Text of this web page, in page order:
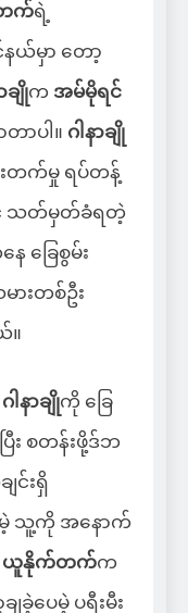
က်ရဲ့
ယ်မှာ တော့
ချိုက အမ်မိုရင်
တာပါ။ ဂါနာချို
းတက်မှု ရပ်တန့်
င့် သတ်မှတ်ခံရတဲ့
ခြေစွမ်း
းတစ်ဦး
။
ဂါနာချိုကို ခြေ
း စတန်းဖို့ဒ်ဘ
င်းရှိ
ေမဲ့ သူ့ကို အနောက်
ယူနိုက်တက်က
ခဲ့ပေမဲ့ ပရီးမီး